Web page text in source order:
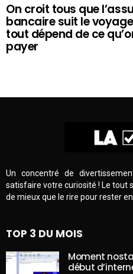
On croit tous que
bancaire suit le
tout dépend de ce
payer
Un concentré de
satisfaire votre curiosité ! Le tout
de mieux que le rire pour rester
TOP 3 DU MOIS
Moment
début